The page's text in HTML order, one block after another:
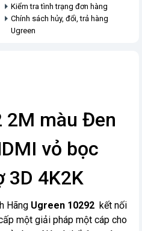
Kiểm tra tình trạng đơn hàng
Chính sách hủy, đổi, trả hàng
Ugreen
2M màu Đen
vỏ bọc
3D 4K2K
Hãng Ugreen 10292 kết nối
một giải pháp một cáp cho